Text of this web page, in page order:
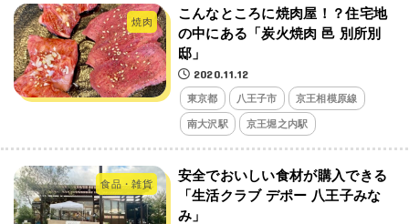
焼肉
こんなところに焼肉屋！？住宅地
の中にある「炭火焼肉 邑 別所別
邸」
2020.11.12
東京都 八王子市 京王相模原線
南大沢駅 京王堀之内駅
食品・雑貨
安全でおいしい食材が購入できる
「生活クラブ デポー 八王子みな
み」